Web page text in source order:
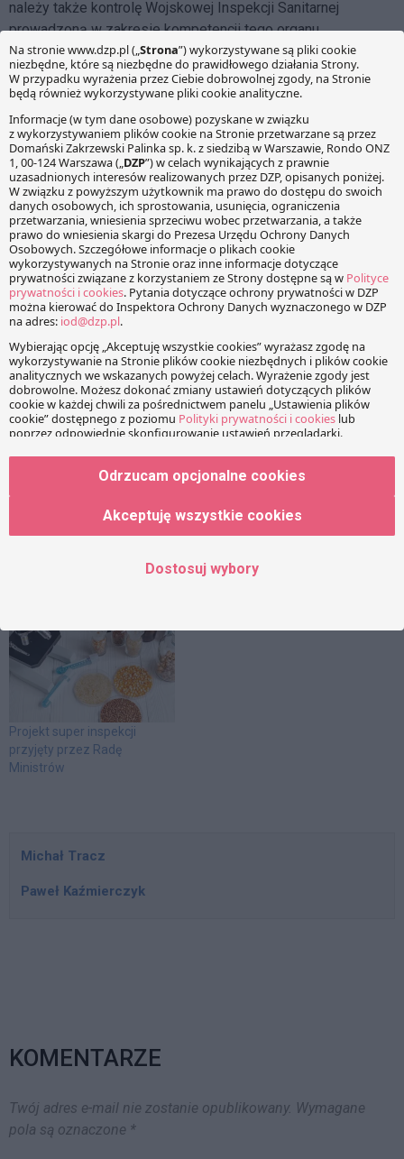
należy także kontrolę Wojskowej Inspekcji Sanitarnej
prowadzoną w zakresie kompetencji tego organu.
Prace w toku
Projekty ustaw pozostają na etapie konsultacji publicznych,
które trwają do dnia12 sierpnia. Dokonywane za ich pomocą
zmiany obejmą w sumie ponad trzydzieści innych ustaw.
Nowa inspekcja ma zacząć pracę od1 stycznia 2018 r.
Facebook Share on X LinkedIn
WhatsApp Copy Link
PRZECZYTAJ RÓWNIEŻ:
Projekt ustawy o super
Zamiast jednej
superinspekcji ds. żywności,
przejęcie kompetencji
IJHARS
jednej superinspekcji
Projekt super inspekcji
przyjęty przez Radę
Ministrów
Michał Tracz
Paweł Kaźmierczyk
KOMENTARZE
Twój adres e-mail nie zostanie opublikowany. Wymagane
pola są oznaczone *
Odrzucam opcjonalne cookies
Akceptuję wszystkie cookies
Dostosuj wybory